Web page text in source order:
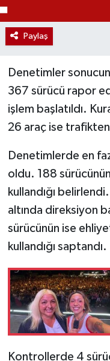
Paylaş
Denetimler
367 sürücü rapor
işlem başlatıldı.
26 araç ise
Denetimlerde en
oldu. 188 sürücünün
kullandığı
altında direksiyon
sürücünün ise
kullandığı saptandı.
Kontrollerde 4